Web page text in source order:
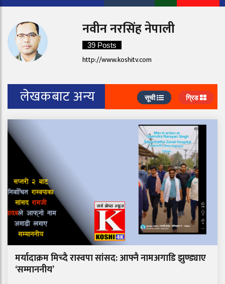
नवीन नरसिंह नेपाली
39 Posts
http://www.koshitv.com
लेखकबाट अन्य सूची ग्रिड
मर्यादाक्रम मिच्दै रास्वपा सांसद: आफ्नै नामअगाडि झुण्ड्याए
‘सम्माननीय’